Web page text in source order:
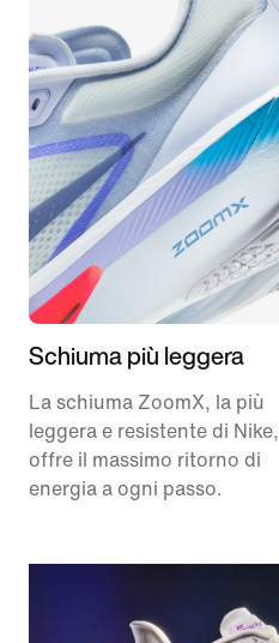
Schiuma più leggera
La schiuma ZoomX, la più
leggera e resistente di Nike,
offre il massimo ritorno di
energia a ogni passo.